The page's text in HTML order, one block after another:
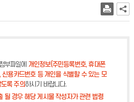
기
부파일에 개인정보(주민등록번호, 휴대폰
신용카드번호 등 개인을 식별할 수 있는 모
록 주의하시기 바랍니다.
될 경우 해당 게시물 작성자가 관련 법령